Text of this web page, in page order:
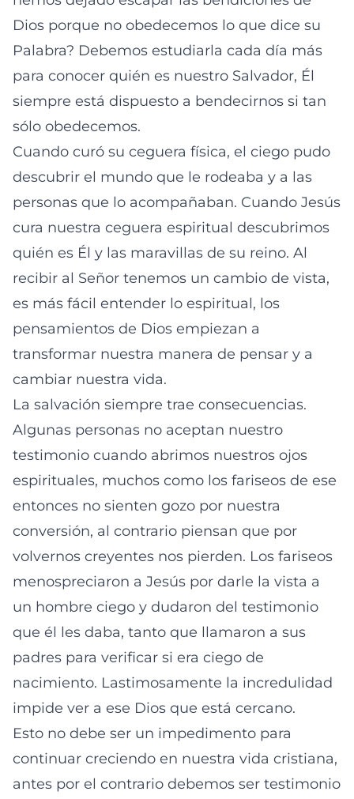
Dios porque no obedecemos lo que dice su
Palabra? Debemos estudiarla cada día más
para conocer quién es nuestro Salvador, Él
siempre está dispuesto a bendecirnos si tan
sólo obedecemos.
Cuando curó su ceguera física, el ciego pudo
descubrir el mundo que le rodeaba y a las
personas que lo acompañaban. Cuando Jesús
cura nuestra ceguera espiritual descubrimos
quién es Él y las maravillas de su reino. Al
recibir al Señor tenemos un cambio de vista,
es más fácil entender lo espiritual, los
pensamientos de Dios empiezan a
transformar nuestra manera de pensar y a
cambiar nuestra vida.
La salvación siempre trae consecuencias.
Algunas personas no aceptan nuestro
testimonio cuando abrimos nuestros ojos
espirituales, muchos como los fariseos de ese
entonces no sienten gozo por nuestra
conversión, al contrario piensan que por
volvernos creyentes nos pierden. Los fariseos
menospreciaron a Jesús por darle la vista a
un hombre ciego y dudaron del testimonio
que él les daba, tanto que llamaron a sus
padres para verificar si era ciego de
nacimiento. Lastimosamente la incredulidad
impide ver a ese Dios que está cercano.
Esto no debe ser un impedimento para
continuar creciendo en nuestra vida cristiana,
antes por el contrario debemos ser testimonio